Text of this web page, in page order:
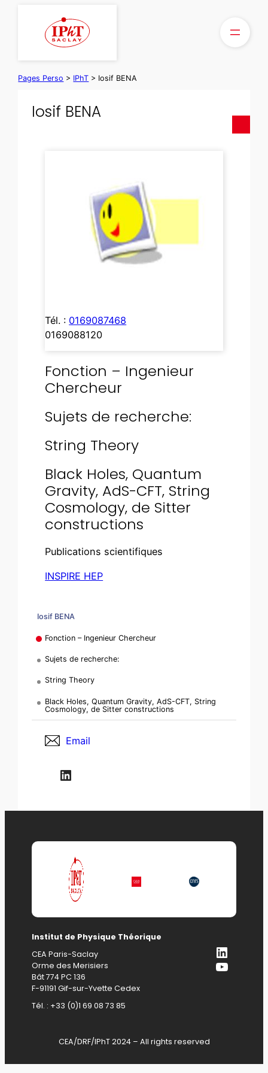
Pages Perso > IPhT > Iosif BENA
Iosif BENA
Iosif BENA
Fonction – Ingenieur Chercheur
Sujets de recherche:
String Theory
Black Holes, Quantum Gravity, AdS-CFT, String
Cosmology, de Sitter constructions
Email
LinkedIn
Tél. : 0169087468
0169088120
Fonction – Ingenieur
Chercheur
Sujets de recherche:
String Theory
Black Holes, Quantum
Gravity, AdS-CFT, String
Cosmology, de Sitter
constructions
Publications scientifiques
INSPIRE HEP
Institut de Physique Théorique
CEA Paris-Saclay
Orme des Merisiers
Bât 774 PC 136
F-91191 Gif-sur-Yvette Cedex
Tél. : +33 (0)1 69 08 73 85
CEA/DRF/IPhT 2024 – All rights reserved